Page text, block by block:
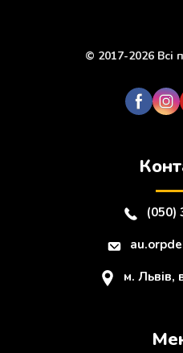
© 2017-2026 Всі
(050)
м. Львів,